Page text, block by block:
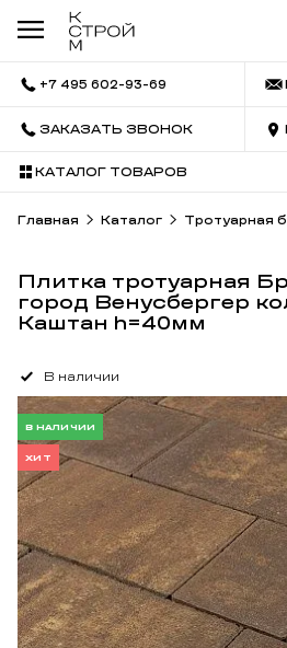
+7 495 602-93-69
ЗАКАЗАТЬ ЗВОНОК
КАТАЛОГ ТОВАРОВ
Главная Каталог Тротуарная
Плитка тротуарная
город Венусбергер
Каштан h=40мм
В наличии
В НАЛИЧИИ
ХИТ